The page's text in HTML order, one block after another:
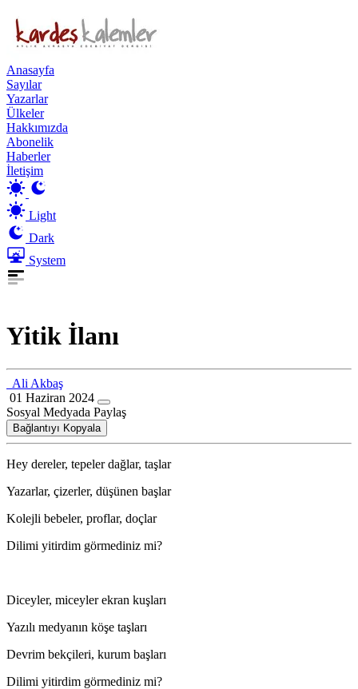
Anasayfa
Sayılar
Yazarlar
Ülkeler
Hakkımızda
Abonelik
Haberler
İletişim
Light
Dark
System
Yitik İlanı
Ali Akbaş
01 Haziran 2024
Sosyal Medyada Paylaş
Bağlantıyı Kopyala
Hey dereler, tepeler dağlar, taşlar
Yazarlar, çizerler, düşünen başlar
Kolejli bebeler, proflar, doçlar
Dilimi yitirdim görmediniz mi?
Diceyler, miceyler ekran kuşları
Yazılı medyanın köşe taşları
Devrim bekçileri, kurum başları
Dilimi yitirdim görmediniz mi?